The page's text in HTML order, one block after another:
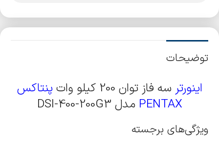
توضیحات
اینورتر سه فاز توان 200 کیلو وات
پنتاکس
PENTAX مدل DSI-400-200G3
ویژگی‌های برجسته